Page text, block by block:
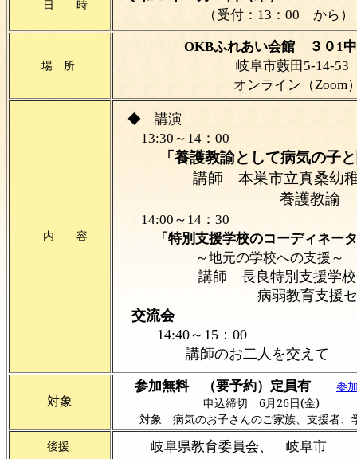
日 時
（受付：13：00 から）
場 所
OKBふれあい会館
３０1
岐阜市藪田5-14-53
オンライン（Zoom
内 容
◆ 講演
13:30～14：00
「養護教諭として病気の子と
講師 本巣市立真桑幼
養護教
14:00～14：30
「特別支援学校のコーディネー
～地元の学校への支援～
講師 長良特別支援学校
病弱教育支援セン
交流会
14:40～15：00
講師のお二人を交えて
対象
参加無料 （要予約）定員有
参
申込締切 6月26日(金)
対象 病気のお子さんのご家族、支援者、
後援 岐阜県教育委員会、 岐阜市